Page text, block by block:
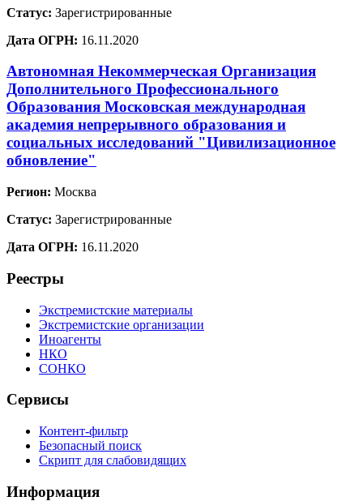
Статус: Зарегистрированные
Дата ОГРН: 16.11.2020
Автономная Некоммерческая Организация
Дополнительного Профессионального
Образования Московская международная
академия непрерывного образования и
социальных исследований "Цивилизационное
обновление"
Регион: Москва
Статус: Зарегистрированные
Дата ОГРН: 16.11.2020
Реестры
Экстремистские материалы
Экстремистские организации
Иноагенты
НКО
СОНКО
Сервисы
Контент-фильтр
Безопасный поиск
Скрипт для слабовидящих
Информация